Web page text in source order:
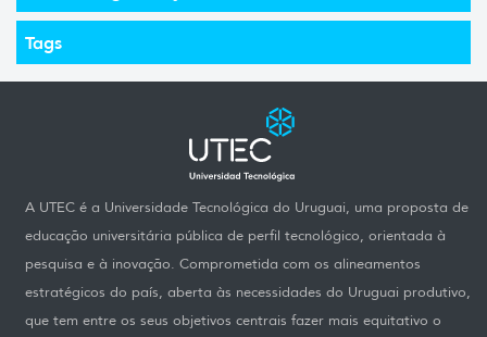
Tags
A UTEC é a Universidade Tecnológica do Uruguai, uma proposta de
educação universitária pública de perfil tecnológico, orientada à
pesquisa e à inovação. Comprometida com os alineamentos
estratégicos do país, aberta às necessidades do Uruguai produtivo,
que tem entre os seus objetivos centrais fazer mais equitativo o